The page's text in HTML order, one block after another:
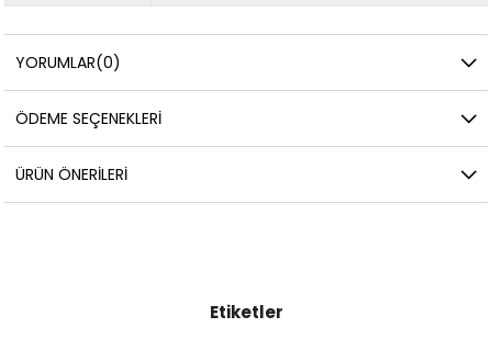
YORUMLAR(0)
ÖDEME SEÇENEKLERI
ÜRÜN ÖNERILERI
Etiketler